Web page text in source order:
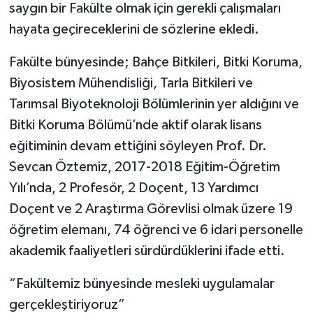
saygın bir Fakülte olmak için gerekli çalışmaları
hayata geçireceklerini de sözlerine ekledi.
Fakülte bünyesinde; Bahçe Bitkileri, Bitki Koruma,
Biyosistem Mühendisliği, Tarla Bitkileri ve
Tarımsal Biyoteknoloji Bölümlerinin yer aldığını ve
Bitki Koruma Bölümü’nde aktif olarak lisans
eğitiminin devam ettiğini söyleyen Prof. Dr.
Sevcan Öztemiz, 2017-2018 Eğitim-Öğretim
Yılı’nda, 2 Profesör, 2 Doçent, 13 Yardımcı
Doçent ve 2 Araştırma Görevlisi olmak üzere 19
öğretim elemanı, 74 öğrenci ve 6 idari personelle
akademik faaliyetleri sürdürdüklerini ifade etti.
“Fakültemiz bünyesinde mesleki uygulamalar
gerçekleştiriyoruz”